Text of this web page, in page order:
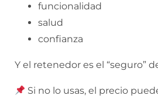
funcionalidad
salud
confianza
Y el retenedor es el “seguro”
Si no lo usas, el precio